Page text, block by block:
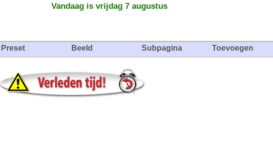
Vandaag is vrijdag 7 augustus
Preset Beeld Subpagina Toevoegen